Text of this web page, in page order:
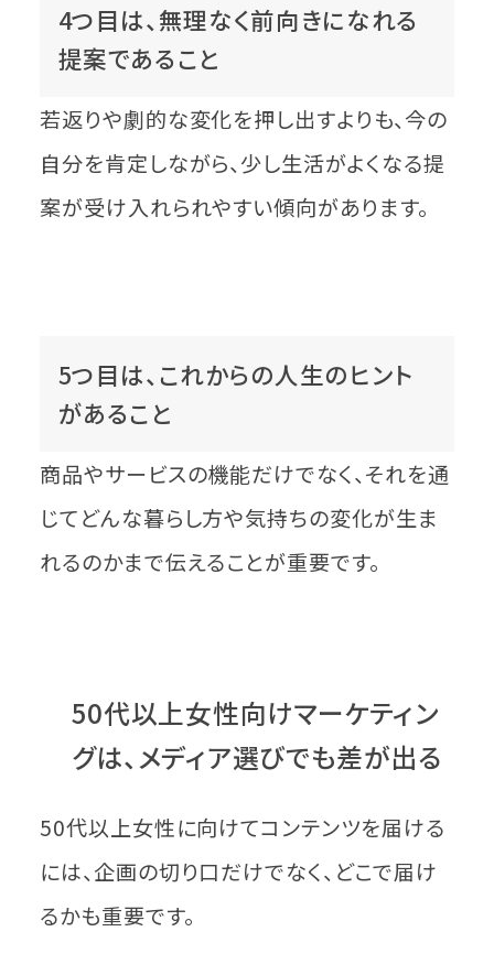
4つ目は、無理なく前向きになれる
提案であること
若返りや劇的な変化を押し出すよりも、今の
自分を肯定しながら、少し生活がよくなる提
案が受け入れられやすい傾向があります。
5つ目は、これからの人生のヒント
があること
商品やサービスの機能だけでなく、それを通
じてどんな暮らし方や気持ちの変化が生ま
れるのかまで伝えることが重要です。
50代以上女性向けマーケティン
グは、メディア選びでも差が出る
50代以上女性に向けてコンテンツを届ける
には、企画の切り口だけでなく、どこで届け
るかも重要です。